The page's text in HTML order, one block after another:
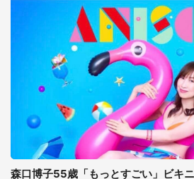
森口博子55歳「もっとすごい」ビキ